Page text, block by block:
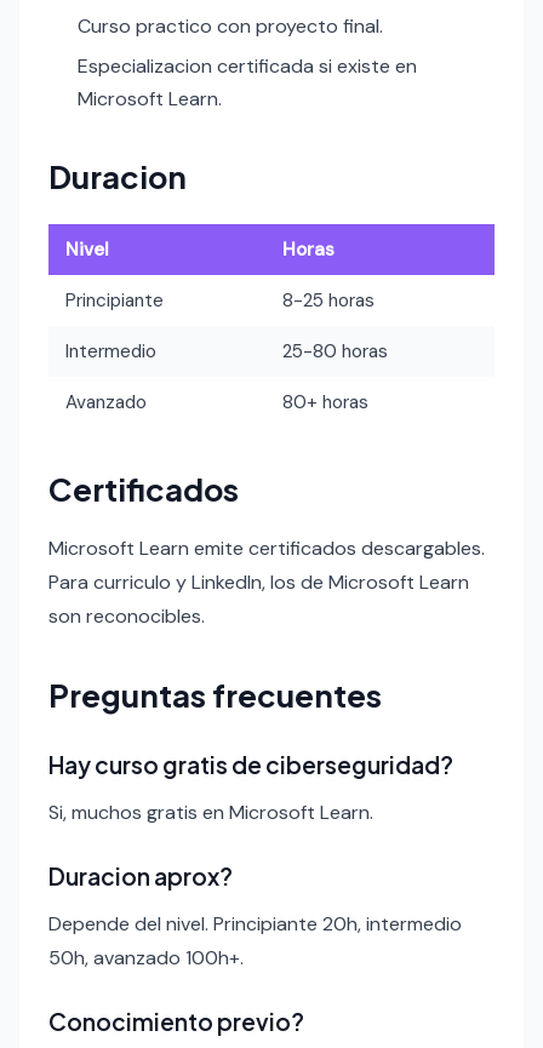
Curso practico con proyecto final.
Especializacion certificada si existe en
Microsoft Learn.
Duracion
Nivel Horas
Principiante 8-25 horas
Intermedio 25-80 horas
Avanzado 80+ horas
Certificados
Microsoft Learn emite certificados descargables.
Para curriculo y LinkedIn, los de Microsoft Learn
son reconocibles.
Preguntas frecuentes
Hay curso gratis de ciberseguridad?
Si, muchos gratis en Microsoft Learn.
Duracion aprox?
Depende del nivel. Principiante 20h, intermedio
50h, avanzado 100h+.
Conocimiento previo?